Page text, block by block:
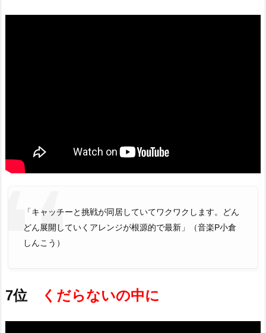
「キャッチーと挑戦が同居していてワクワクします。どん
どん展開していくアレンジが根源的で最新」（音楽P小倉
しんこう）
7位 くだらないの中に